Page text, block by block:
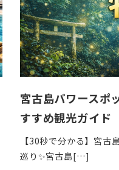
宮古島パワースポ
すすめ観光ガイド
【30秒で分かる】宮古
巡り✨宮古島[…]